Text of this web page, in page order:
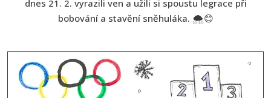
dnes 21. 2. vyrazili ven a užili si spoustu legrace při
bobování a stavění sněhuláka. 🌨️😊